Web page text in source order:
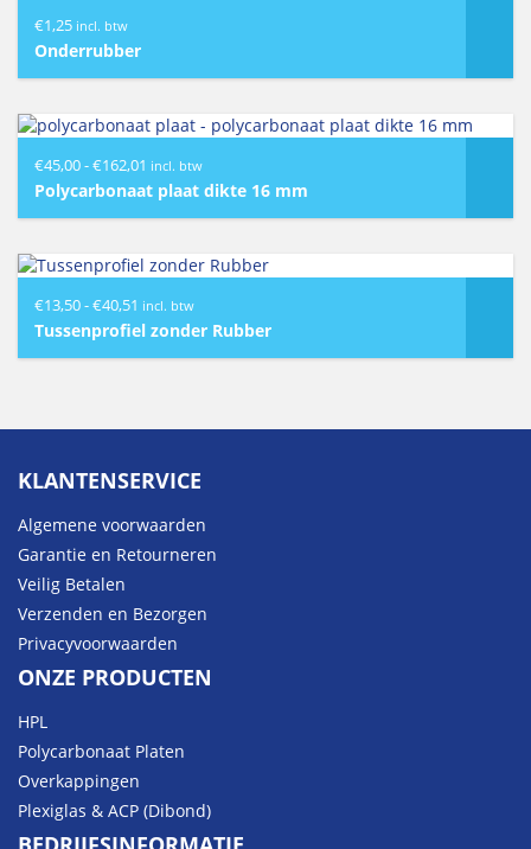
€1,25 incl. btw
Onderrubber
€45,00-€162,01 Prijsklasse:
€45,00
tot
incl. btw
Polycarbonaat plaat dikte 16 mm
€13,50-€40,51 Prijsklasse:
€13,50
incl. btw
Tussenprofiel zonder Rubber
KLANTENSERVICE
Algemene voorwaarden
Garantie en Retourneren
Veilig Betalen
Verzenden en Bezorgen
Privacyvoorwaarden
ONZE PRODUCTEN
HPL
Polycarbonaat Platen
Overkappingen
Plexiglas & ACP (Dibond)